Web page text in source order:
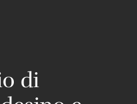
di